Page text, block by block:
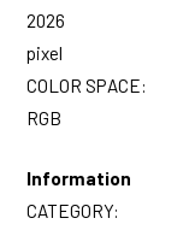
2026
pixel
COLOR SPACE:
RGB
Information
CATEGORY: